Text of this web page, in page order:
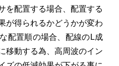
を配置する場合、配置する
が得られるかどうかが変わ
配置順の場合、配線のL成
移動する為、高周波のイン